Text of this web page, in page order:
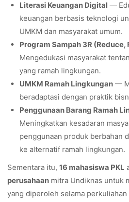
Literasi Keuangan Digital —
keuangan berbasis teknologi
UMKM dan masyarakat umum.
Program Sampah 3R (Reduce,
Mengedukasi masyarakat
yang ramah lingkungan.
UMKM Ramah Lingkungan —
beradaptasi dengan praktik
Penggunaan Barang Ramah
Meningkatkan kesadaran
penggunaan produk berbahan
ke alternatif ramah lingkungan.
Sementara itu, 16 mahasiswa PKL
perusahaan mitra Undiknas untuk
yang diperoleh selama